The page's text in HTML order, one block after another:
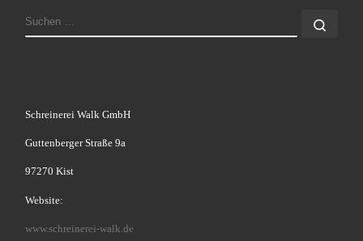
SUCHE
Schreinerei Walk GmbH
Guttenberger Straße 9a
97270 Kist
Website:
www.schreinerei-walk.de